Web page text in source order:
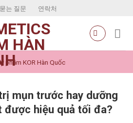
는 질문 연락처
mụn trước hay dưỡng
hiệu quả tối đa?